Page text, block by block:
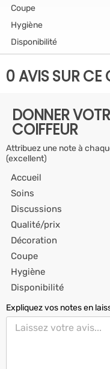
Coupe
Hygiène
Disponibilité
0 AVIS SUR CE
DONNER
COIFFEUR
Attribuez une note à
(excellent)
Accueil
Soins
Discussions
Qualité/prix
Décoration
Coupe
Hygiène
Disponibilité
Expliquez vos notes en